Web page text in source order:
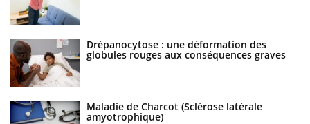
Drépanocytose : une déformation des
globules rouges aux conséquences graves
Maladie de Charcot (Sclérose latérale
amyotrophique)